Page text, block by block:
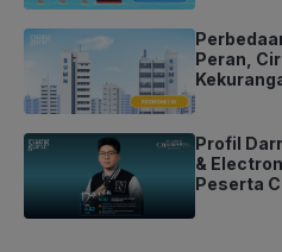
Peran,
Profil
&
Peserta